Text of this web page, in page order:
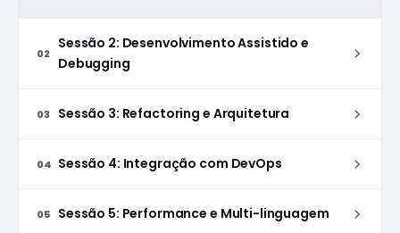
02
Sessão 2: Desenvolvimento Assistido e
Debugging
03 Sessão 3: Refactoring e Arquitetura
04 Sessão 4: Integração com DevOps
05 Sessão 5: Performance e Multi-linguagem